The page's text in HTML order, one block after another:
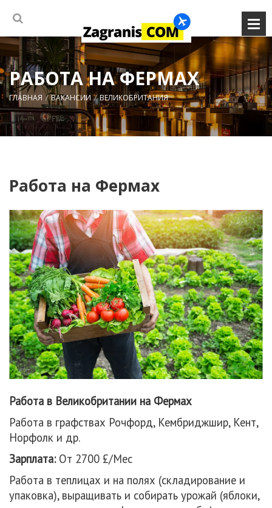
РАБОТА НА ФЕРМАХ
ГЛАВНАЯ ВАКАНСИИ ВЕЛИКОБРИТАНИЯ
Работа на Фермах
Работа в Великобритании на Фермах
Работа в графствах Рочфорд, Кембриджшир, Кент,
Норфолк и др.
Зарплата:От 2700 £/Мес
Работа в теплицах и на полях (складирование и
упаковка), выращивать и собирать урожай (яблоки,